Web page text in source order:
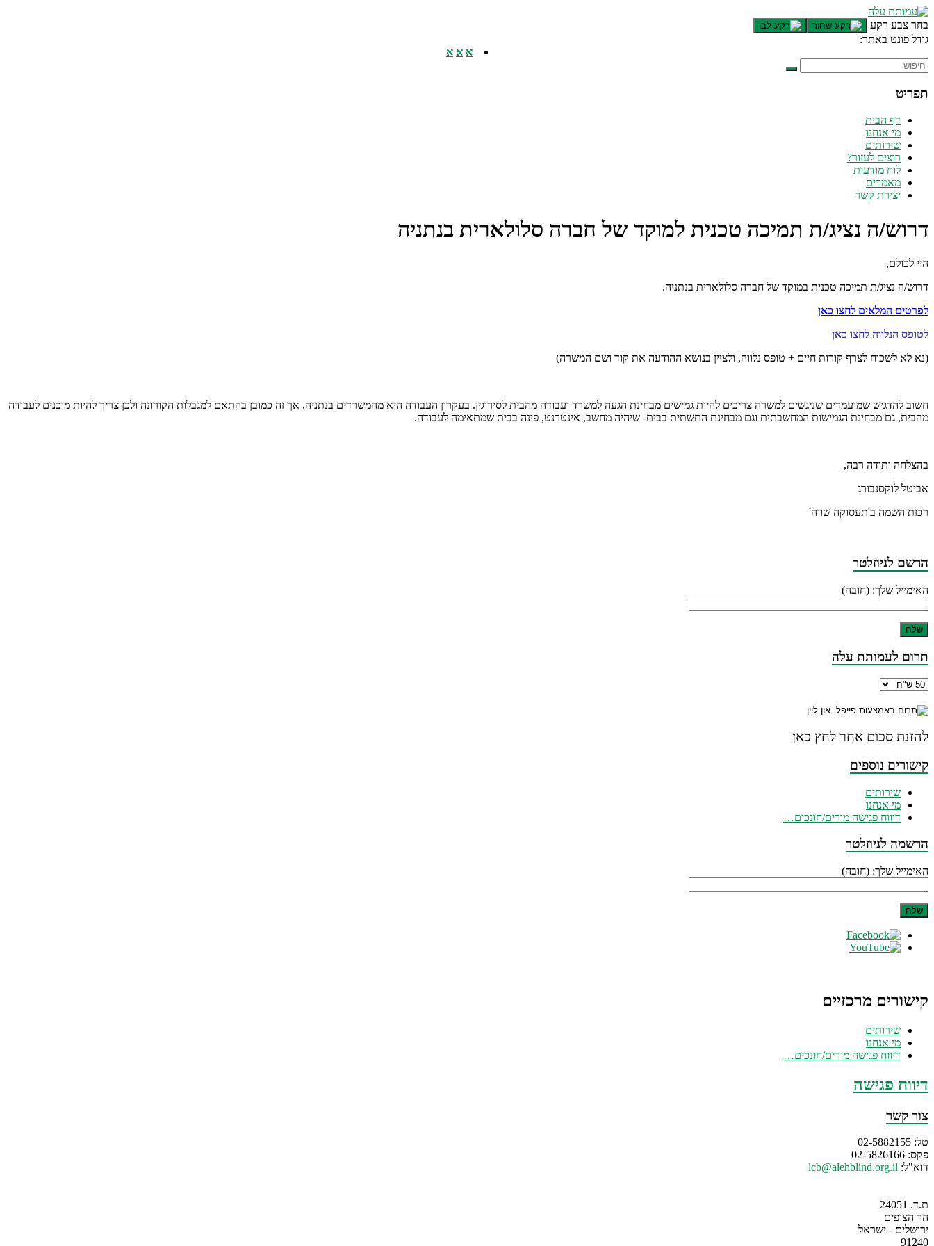
בחר צבע רקע
גודל פונט באתר:
א א א
תפריט
דף הבית
מי אנחנו
שירותים
רוצים לעזור?
לוח מודעות
מאמרים
יצירת קשר
דרוש/ה נציג/ת תמיכה טכנית למוקד של חברה סלולארית בנתניה
היי לכולם,
דרוש/ה נציג/ת תמיכה טכנית במוקד של חברה סלולארית בנתניה.
לפרטים המלאים לחצו כאן
לטופס הנלווה לחצו כאן
(נא לא לשכוח לצרף קורות חיים + טופס נלווה, ולציין בנושא ההודעה את קוד ושם המשרה)
חשוב להדגיש שמועמדים שניגשים למשרה צריכים להיות גמישים מבחינת הגעה למשרד ועבודה מהבית לסירוגין. בעקרון העבודה היא מהמשרדים בנתניה, אך זה כמובן בהתאם למגבלות הקורונה ולכן צריך להיות מוכנים לעבודה
מהבית, גם מבחינת הגמישות המחשבתית וגם מבחינת התשתית בבית- שיהיה מחשב, אינטרנט, פינה בבית שמתאימה לעבודה.
בהצלחה ותודה רבה,
אביטל לוקסנבורג
רכזת השמה ב'תעסוקה שווה'
הרשם לניוזלטר
האימייל שלך: (חובה)
תרום לעמותת עלה
להזנת סכום אחר לחץ כאן
קישורים נוספים
שירותים
מי אנחנו
דיווח פגישה מורים/חונכים…
הרשמה לניוזלטר
האימייל שלך: (חובה)
קישורים מרכזיים
שירותים
מי אנחנו
דיווח פגישה מורים/חונכים…
דיווח פגישה
צור קשר
טל: 02-5882155
פקס: 02-5826166
דוא"ל:
ת.ד. 24051
הר הצופים
ירושלים - ישראל
91240